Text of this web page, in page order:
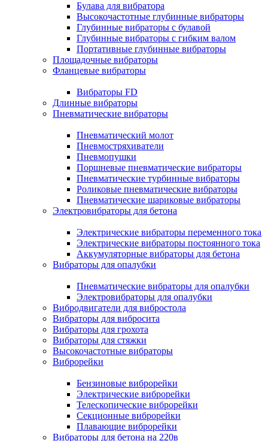
Булава для вибратора
Высокочастотные глубинные вибраторы
Глубинные вибраторы с булавой
Глубинные вибраторы с гибким валом
Портативные глубинные вибраторы
Площадочные вибраторы
Фланцевые вибраторы
Вибраторы FD
Длинные вибраторы
Пневматические вибраторы
Пневматический молот
Пневмостряхиватели
Пневмопушки
Поршневые пневматические вибраторы
Пневматические турбинные вибраторы
Роликовые пневматические вибраторы
Пневматические шариковые вибраторы
Электровибраторы для бетона
Электрические вибраторы переменного тока
Электрические вибраторы постоянного тока
Аккумуляторные вибраторы для бетона
Вибраторы для опалубки
Пневматические вибраторы для опалубки
Электровибраторы для опалубки
Вибродвигатели для вибростола
Вибраторы для вибросита
Вибраторы для грохота
Вибраторы для стяжки
Высокочастотные вибраторы
Виброрейки
Бензиновые виброрейки
Электрические виброрейки
Телескопические виброрейки
Секционные виброрейки
Плавающие виброрейки
Вибраторы для бетона на 220в